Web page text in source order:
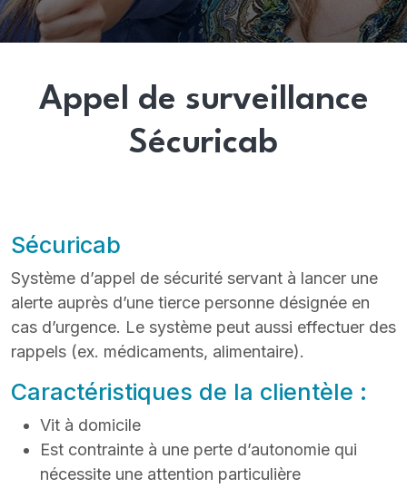
Appel de surveillance
Sécuricab
Sécuricab
Système d’appel de sécurité servant à lancer une
alerte auprès d’une tierce personne désignée en
cas d’urgence. Le système peut aussi effectuer des
rappels (ex. médicaments, alimentaire).
Caractéristiques de la clientèle :
Vit à domicile
Est contrainte à une perte d’autonomie qui
nécessite une attention particulière